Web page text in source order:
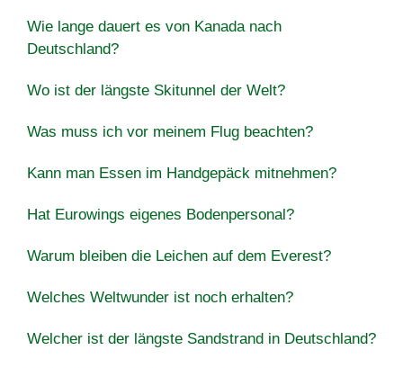
Wie lange dauert es von Kanada nach
Deutschland?
Wo ist der längste Skitunnel der Welt?
Was muss ich vor meinem Flug beachten?
Kann man Essen im Handgepäck mitnehmen?
Hat Eurowings eigenes Bodenpersonal?
Warum bleiben die Leichen auf dem Everest?
Welches Weltwunder ist noch erhalten?
Welcher ist der längste Sandstrand in Deutschland?